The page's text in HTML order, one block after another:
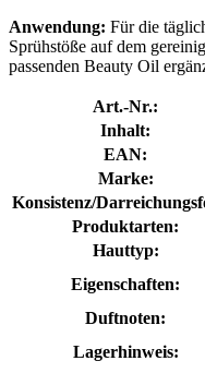
Anwendung: Für die
Sprühstöße auf dem
passenden Beauty Oil
Art.-Nr.:
Inhalt:
EAN:
Marke:
Konsistenz/
Produktarten:
Hauttyp:
Eigenschaften:
Duftnoten:
Lagerhinweis: